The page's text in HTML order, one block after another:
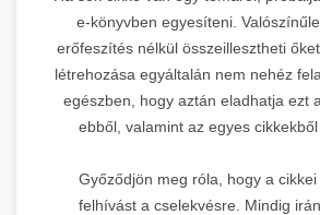
e-könyvben egyesíteni.
erőfeszítés nélkül összeillesztheti
létrehozása egyáltalán nem nehéz
egészben, hogy aztán eladhatja ezt
ebből, valamint az egyes cikkekből
Győződjön meg róla, hogy a
felhívást a cselekvésre. Mindig